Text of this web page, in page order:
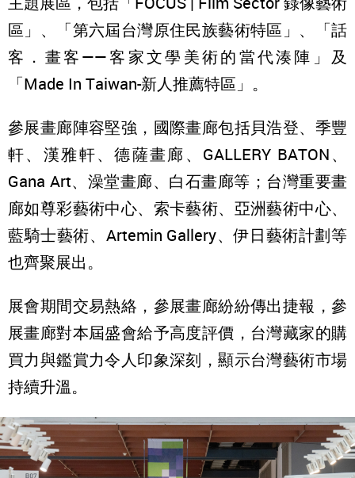
區」、「第六屆台灣原住民族藝術特區」、「話
客．畫客——客家文學美術的當代湊陣」及
「Made In Taiwan-新人推薦特區」。
參展畫廊陣容堅強，國際畫廊包括貝浩登、季豐
軒、漢雅軒、德薩畫廊、GALLERY BATON、
Gana Art、澡堂畫廊、白石畫廊等；台灣重要畫
廊如尊彩藝術中心、索卡藝術、亞洲藝術中心、
藍騎士藝術、Artemin Gallery、伊日藝術計劃等
也齊聚展出。
展會期間交易熱絡，參展畫廊紛紛傳出捷報，參
展畫廊對本屆盛會給予高度評價，台灣藏家的購
買力與鑑賞力令人印象深刻，顯示台灣藝術市場
持續升溫。